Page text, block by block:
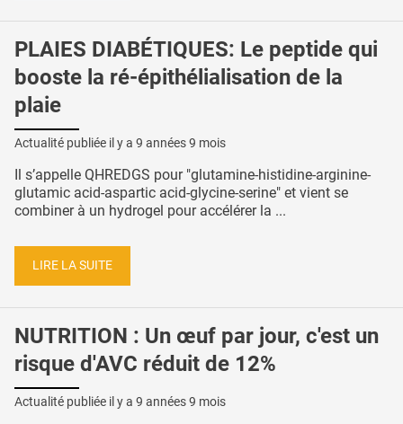
PLAIES DIABÉTIQUES: Le peptide qui
booste la ré-épithélialisation de la
plaie
Actualité publiée il y a 9 années 9 mois
Il s’appelle QHREDGS pour "glutamine-histidine-arginine-
glutamic acid-aspartic acid-glycine-serine" et vient se
combiner à un hydrogel pour accélérer la ...
LIRE LA SUITE
NUTRITION : Un œuf par jour, c'est un
risque d'AVC réduit de 12%
Actualité publiée il y a 9 années 9 mois